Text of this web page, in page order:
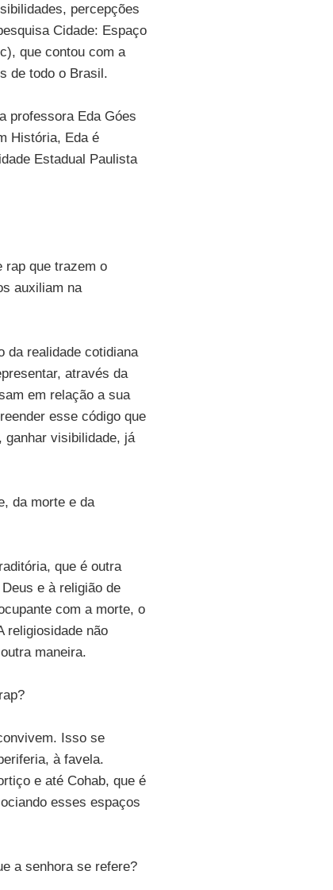
percepções
Cidade: Espaço
que contou com a
de todo o Brasil.
professora Eda Góes
História, Eda é
Estadual Paulista
rap que trazem o
auxiliam na
da realidade cotidiana
através da
em relação a sua
esse código que
ganhar visibilidade, já
da morte e da
que é outra
e à religião de
com a morte, o
religiosidade não
maneira.
Isso se
à favela.
e até Cohab, que é
esses espaços
a senhora se refere?